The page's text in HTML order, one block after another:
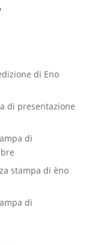
di Eno
di presentazione
di
stampa di èno
di